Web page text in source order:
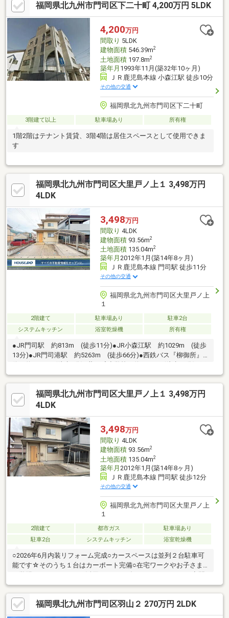
福岡県北九州市門司区下二十町 4,200万円 5LDK
4,200万円
間取り 5LDK
建物面積546.39m2
土地面積197.8m2
築年月 1993年11月(築32年10ヶ月)
ＪＲ鹿児島本線 小森江駅 徒歩10分
その他の交通
福岡県北九州市門司区下二十町
3階建て以上 駐車場あり 所有権
1階2階はテナント賃貸、3階4階は居住スペースとして使用できま
す
福岡県北九州市門司区大里戸ノ上１ 3,498万円
4LDK
3,498万円
間取り 4LDK
建物面積93.56m2
土地面積135.04m2
築年月 2012年1月(築14年8ヶ月)
ＪＲ鹿児島本線 門司駅 徒歩11分
その他の交通
福岡県北九州市門司区大里戸ノ上
１
2階建て 駐車場あり
駐車2台
システムキッチン
浴室乾燥機 所有権
●JR門司駅 約813m (徒歩11分)●JR小森江駅 約1029m (徒歩
13分)●JR門司港駅 約5263m (徒歩66分)●西鉄バス『柳御所』
ノ上中学校 約1200m (徒歩15分)●セブンイレブン 門司大里戸
ノ上１丁目店 約503m (徒歩7分)●ゆめマート 門司店 約
523m (徒歩7分)
福岡県北九州市門司区大里戸ノ上１ 3,498万円
4LDK
3,498万円
間取り 4LDK
建物面積93.56m2
土地面積135.04m2
築年月 2012年1月(築14年8ヶ月)
ＪＲ鹿児島本線 門司駅 徒歩12分
その他の交通
福岡県北九州市門司区大里戸ノ上
１
2階建て 都市ガス
駐車場あり
駐車2台
システムキッチン 浴室乾燥機
○2026年6月内装リフォーム完成○カースペースは並列２台駐車可
能です☆そのうち１台はカーポート完備○在宅ワークやお子さま
を分離した間取りです○リビングイン階段です☆外出時や帰宅
時、お風呂上がりなどには必ずリビングを通るので、ご家族と顔
を合わせやすく、自然にコミュニケーションがとれますね○閑静
な住宅街にある落ち着いた住環境です○小学校は徒歩１０分と毎
福岡県北九州市門司区羽山２ 270万円 2LDK